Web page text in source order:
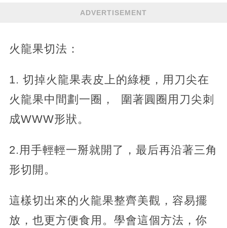
ADVERTISEMENT
火龍果切法：
1. 切掉火龍果表皮上的綠梗，用刀尖在
火龍果中間劃一圈， 圍著圓圈用刀尖刺
成WWW形狀。
2.用手輕輕一掰就開了，最后再沿著三角
形切開。
這樣切出來的火龍果整齊美觀，容易擺
放，也更方便食用。學會這個方法，你